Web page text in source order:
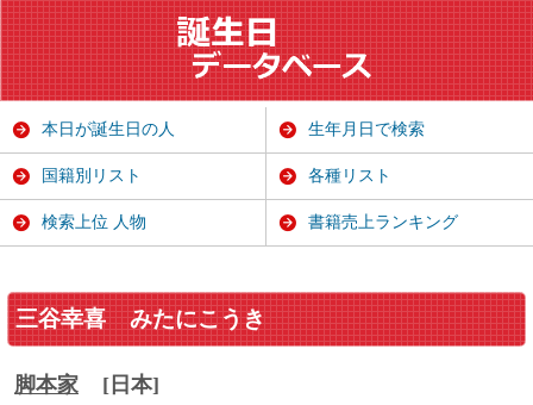
三谷幸喜 みたにこうき
脚本家
[日本]
本日が誕生日の人 生年月日で検索
国籍別リスト 各種リスト
検索上位 人物 書籍売上ランキング